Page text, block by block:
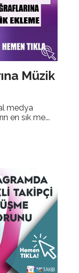
Müzik
medya
en sık me...